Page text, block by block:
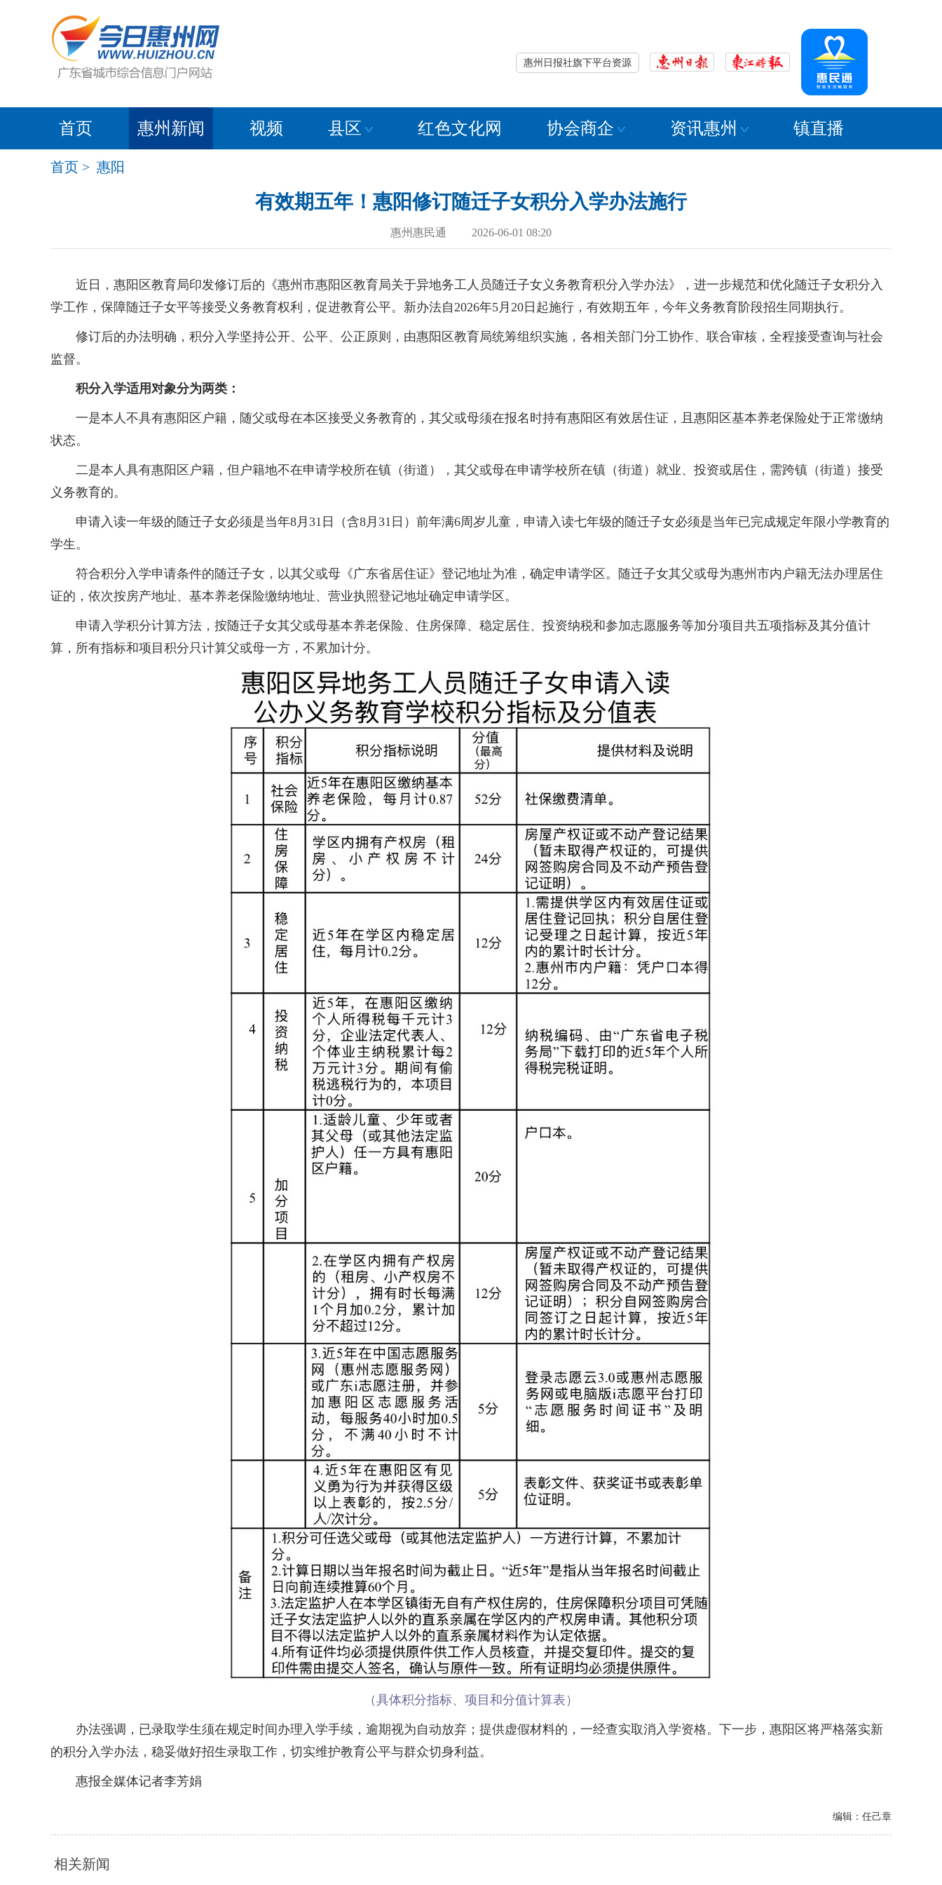
惠州日报社旗下平台资源
首页 惠州新闻 视频 县区 红色文化网 协会商企 资讯惠州 镇直播
首页 > 惠阳
有效期五年！惠阳修订随迁子女积分入学办法施行
惠州惠民通 2026-06-01 08:20
近日，惠阳区教育局印发修订后的《惠州市惠阳区教育局关于异地务工人员随迁子女义务教育积分入学办法》，进一步规范和优化随迁子女积分入
学工作，保障随迁子女平等接受义务教育权利，促进教育公平。新办法自2026年5月20日起施行，有效期五年，今年义务教育阶段招生同期执行。
修订后的办法明确，积分入学坚持公开、公平、公正原则，由惠阳区教育局统筹组织实施，各相关部门分工协作、联合审核，全程接受查询与社会
监督。
积分入学适用对象分为两类：
一是本人不具有惠阳区户籍，随父或母在本区接受义务教育的，其父或母须在报名时持有惠阳区有效居住证，且惠阳区基本养老保险处于正常缴纳
状态。
二是本人具有惠阳区户籍，但户籍地不在申请学校所在镇（街道），其父或母在申请学校所在镇（街道）就业、投资或居住，需跨镇（街道）接受
义务教育的。
申请入读一年级的随迁子女必须是当年8月31日（含8月31日）前年满6周岁儿童，申请入读七年级的随迁子女必须是当年已完成规定年限小学教育的
学生。
符合积分入学申请条件的随迁子女，以其父或母《广东省居住证》登记地址为准，确定申请学区。随迁子女其父或母为惠州市内户籍无法办理居住
证的，依次按房产地址、基本养老保险缴纳地址、营业执照登记地址确定申请学区。
申请入学积分计算方法，按随迁子女其父或母基本养老保险、住房保障、稳定居住、投资纳税和参加志愿服务等加分项目共五项指标及其分值计
算，所有指标和项目积分只计算父或母一方，不累加计分。
（具体积分指标、项目和分值计算表）
办法强调，已录取学生须在规定时间办理入学手续，逾期视为自动放弃；提供虚假材料的，一经查实取消入学资格。下一步，惠阳区将严格落实新
的积分入学办法，稳妥做好招生录取工作，切实维护教育公平与群众切身利益。
惠报全媒体记者李芳娟
编辑：任己章
相关新闻